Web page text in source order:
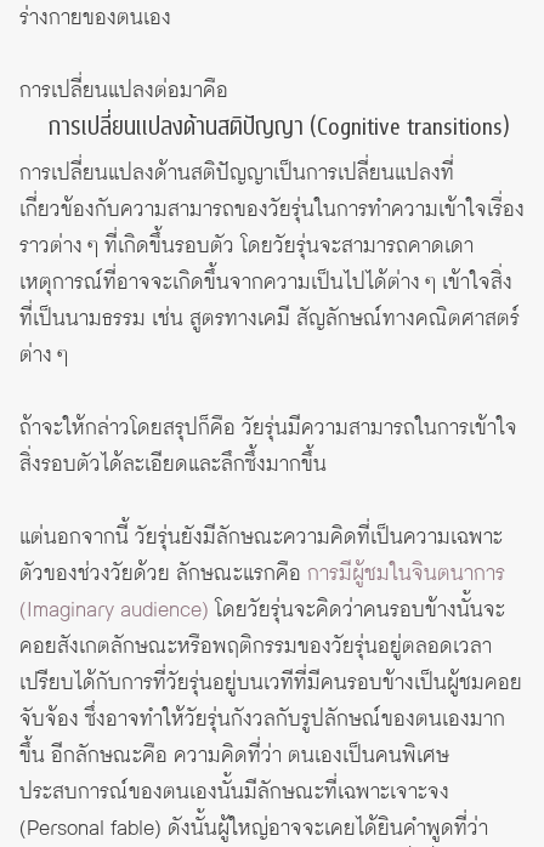
ร่างกายของตนเอง
การเปลี่ยนแปลงต่อมาคือ
การเปลี่ยนแปลงด้านสติปัญญา (Cognitive transitions)
การเปลี่ยนแปลงด้านสติปัญญาเป็นการเปลี่ยนแปลงที่
เกี่ยวข้องกับความสามารถของวัยรุ่นในการทำความเข้าใจเรื่อง
ราวต่าง ๆ ที่เกิดขึ้นรอบตัว โดยวัยรุ่นจะสามารถคาดเดา
เหตุการณ์ที่อาจจะเกิดขึ้นจากความเป็นไปได้ต่าง ๆ เข้าใจสิ่ง
ที่เป็นนามธรรม เช่น สูตรทางเคมี สัญลักษณ์ทางคณิตศาสตร์
ต่าง ๆ
ถ้าจะให้กล่าวโดยสรุปก็คือ วัยรุ่นมีความสามารถในการเข้าใจ
สิ่งรอบตัวได้ละเอียดและลึกซึ้งมากขึ้น
แต่นอกจากนี้ วัยรุ่นยังมีลักษณะความคิดที่เป็นความเฉพาะ
ตัวของช่วงวัยด้วย ลักษณะแรกคือ การมีผู้ชมในจินตนาการ
(Imaginary audience)โดยวัยรุ่นจะคิดว่าคนรอบข้างนั้นจะ
คอยสังเกตลักษณะหรือพฤติกรรมของวัยรุ่นอยู่ตลอดเวลา
เปรียบได้กับการที่วัยรุ่นอยู่บนเวทีที่มีคนรอบข้างเป็นผู้ชมคอย
จับจ้อง ซึ่งอาจทำให้วัยรุ่นกังวลกับรูปลักษณ์ของตนเองมาก
ขึ้น อีกลักษณะคือ ความคิดที่ว่า ตนเองเป็นคนพิเศษ
ประสบการณ์ของตนเองนั้นมีลักษณะที่เฉพาะเจาะจง
(Personal fable) ดังนั้นผู้ใหญ่อาจจะเคยได้ยินคำพูดที่ว่า